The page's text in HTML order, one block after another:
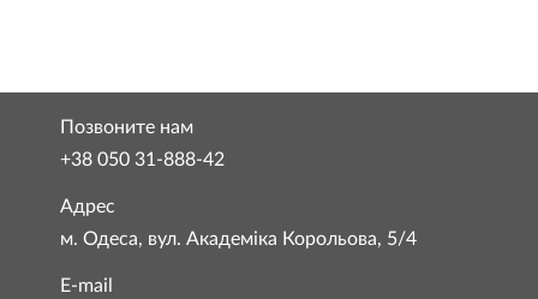
Позвоните нам
+38 050 31-888-42
Адрес
м. Одеса, вул. Академіка Корольова, 5/4
E-mail